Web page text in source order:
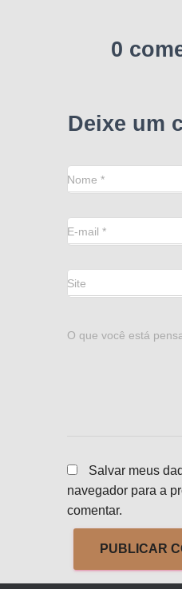
0
Deixe um
Nome *
E-mail *
Site
O que você está
Salvar meus
navegador para a
comentar.